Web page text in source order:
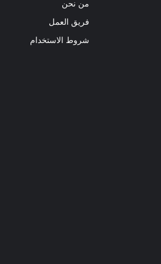
من نحن
فريق العمل
شروط الاستخدام